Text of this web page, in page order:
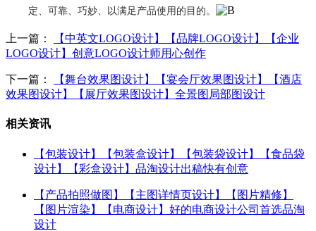
定、可靠、巧妙、以满足产品使用的目的。
上一篇：
【中英文LOGO设计】【品牌LOGO设计】【企业
LOGO设计】创意LOGO设计师用心创作
下一篇：
【舞台效果图设计】【宴会厅效果图设计】【酒店
效果图设计】【展厅效果图设计】全景图局部图设计
相关资讯
【包装设计】【包装盒设计】【包装袋设计】【食品袋
设计】【彩盒设计】品淘设计出稿快有创意
【产品拍照做图】【主图详情页设计】【图片精修】
【图片渲染】【电商设计】好的电商设计公司首选品淘
设计